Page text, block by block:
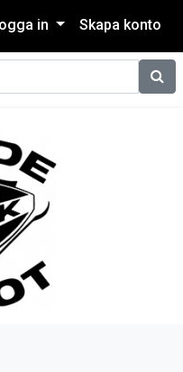
in Skapa konto
Sök